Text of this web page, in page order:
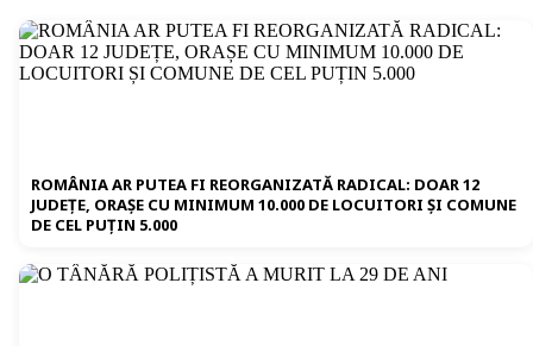
ROMÂNIA AR PUTEA FI REORGANIZATĂ RADICAL: DOAR 12
JUDEȚE, ORAȘE CU MINIMUM 10.000 DE LOCUITORI ȘI COMUNE
DE CEL PUȚIN 5.000